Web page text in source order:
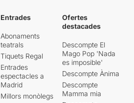
Entrades
Abonaments
teatrals
Tiquets Regal
Entrades
espectacles a
Madrid
Millors monòlegs
Ofertes
destacades
Descompte El
Mago Pop 'Nada
es imposible'
Descompte Ànima
Descompte
Mamma mia